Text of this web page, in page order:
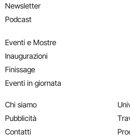
Newsletter
Podcast
Eventi e Mostre
Inaugurazioni
Finissage
Eventi in giornata
Chi siamo
Pubblicità
Contatti